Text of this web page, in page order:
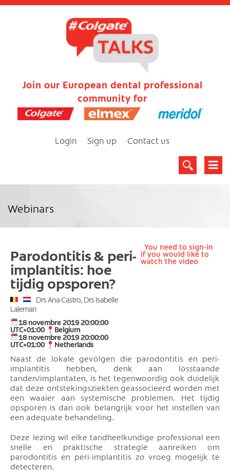
Join our European dental professional
community for
Login Sign up Contact us
Webinars
Parodontitis & peri-
implantitis: hoe
tijdig opsporen?
Drs Ana Castro, Drs Isabelle
Laleman
18 novembre 2019 20:00:00
UTC+01:00 Belgium
18 novembre 2019 20:00:00
UTC+01:00 Netherlands
You need to sign-in
if you would like to
watch the video
Naast de lokale gevolgen die parodontitis en peri-
implantitis hebben, denk aan losstaande
tanden/implantaten, is het tegenwoordig ook duidelijk
dat deze ontstekingsziekten geassocieerd worden met
een waaier aan systemische problemen. Het tijdig
opsporen is dan ook belangrijk voor het instellen van
een adequate behandeling.
Deze lezing wil elke tandheelkundige professional een
snelle en praktische strategie aanreiken om
parodontitis en peri-implantitis zo vroeg mogelijk te
detecteren.